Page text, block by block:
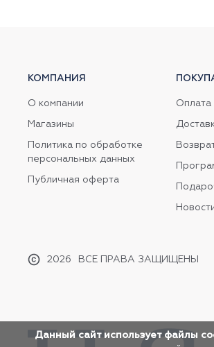
КОМПАНИЯ
О компании
Магазины
Политика по обработке
персональных данных
Публичная оферта
2026 ВСЕ ПРАВА ЗАЩИЩЕНЫ
Оплата
Данный сайт использует файлы